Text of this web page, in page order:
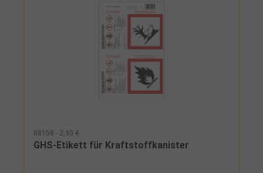
88158 - 2,90 €
GHS-Etikett für Kraftstoffkanister